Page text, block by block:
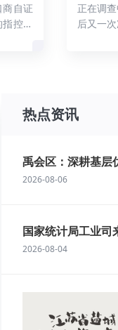
自证
控毫
正在调
后又一
热点资讯
禹会区：深耕基层
2026-08-06
国家统计局工业司
2026-08-04